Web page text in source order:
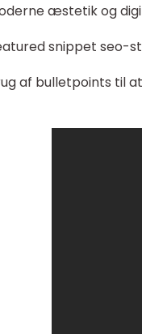
æstetik og
snippet seo-
af bulletpoints til